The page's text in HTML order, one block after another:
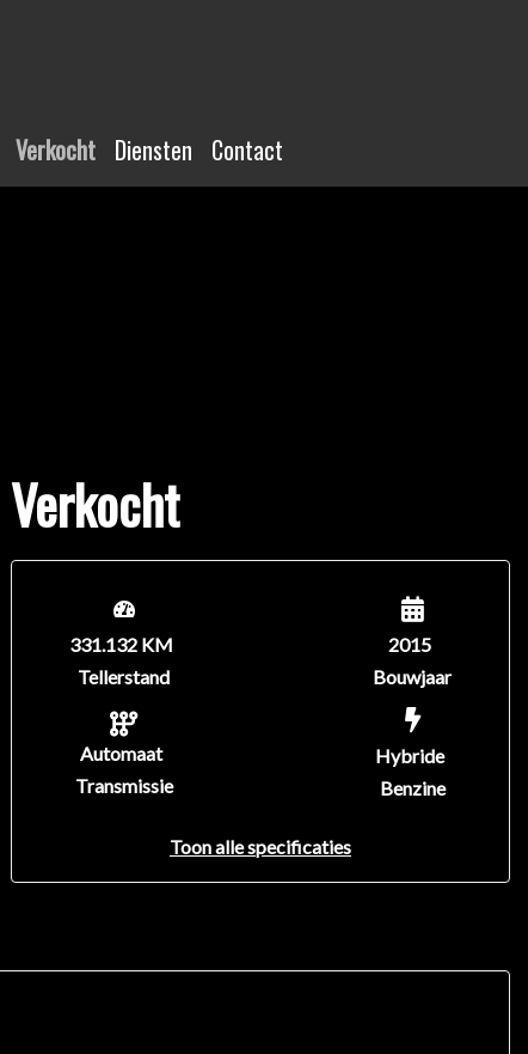
Verkocht Diensten Contact
Verkocht
331.132 KM
Tellerstand
Automaat
Transmissie
2015
Bouwjaar
Hybride
Benzine
Toon alle specificaties